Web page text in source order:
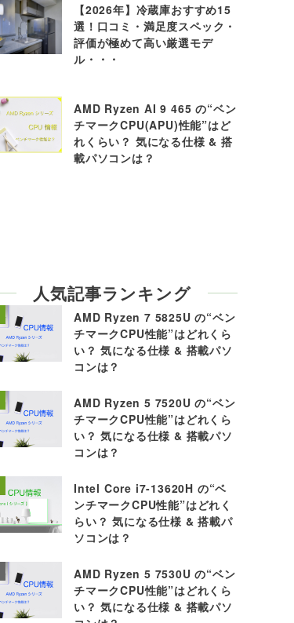
【2026年】冷蔵庫おすすめ15
選！口コミ・満足度スペック・
評価が極めて高い厳選モデ
ル・・・
AMD Ryzen AI 9 465 の“ベン
チマークCPU(APU)性能”はど
れくらい？ 気になる仕様 & 搭
載パソコンは？
人気記事ランキング
AMD Ryzen 7 5825U の“ベン
チマークCPU性能”はどれくら
い？ 気になる仕様 & 搭載パソ
コンは？
AMD Ryzen 5 7520U の“ベン
チマークCPU性能”はどれくら
い？ 気になる仕様 & 搭載パソ
コンは？
Intel Core i7-13620H の“ベ
ンチマークCPU性能”はどれく
らい？ 気になる仕様 & 搭載パ
ソコンは？
AMD Ryzen 5 7530U の“ベン
チマークCPU性能”はどれくら
い？ 気になる仕様 & 搭載パソ